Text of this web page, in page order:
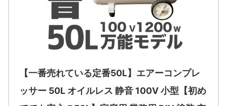
【一番売れている定番50L】エアーコンプレ
ッサー 50L オイルレス 静音 100V 小型【初め